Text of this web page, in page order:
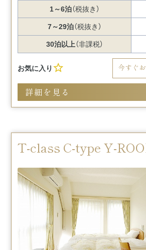
1～6泊（税抜き）
7～29泊（税抜き）
30泊以上（非課税）
お気に入り 今すぐ
詳細を見る
T-class C-type Y-